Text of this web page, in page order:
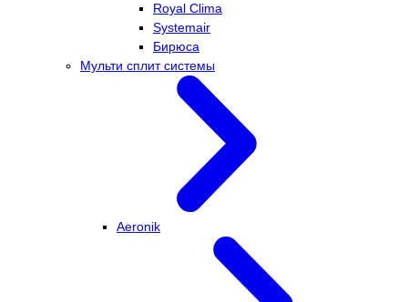
Royal Clima
Systemair
Бирюса
Мульти сплит системы
Aeronik